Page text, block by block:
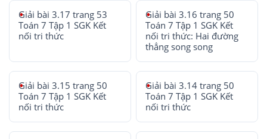
Giải bài 3.17 trang 53
Toán 7 Tập 1 SGK Kết
nối tri thức
Giải bài 3.16 trang 50
Toán 7 Tập 1 SGK Kết
nối tri thức: Hai đường
thẳng song song
Giải bài 3.15 trang 50
Toán 7 Tập 1 SGK Kết
nối tri thức
Giải bài 3.14 trang 50
Toán 7 Tập 1 SGK Kết
nối tri thức